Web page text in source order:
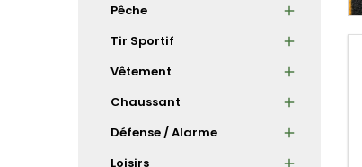
Pêche
Tir Sportif
Vêtement
Chaussant
Défense / Alarme
Loisirs